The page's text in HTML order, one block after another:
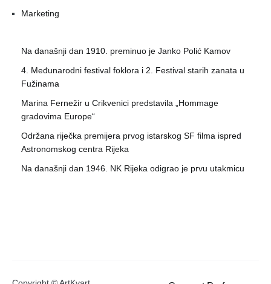
Marketing
Na današnji dan 1910. preminuo je Janko Polić Kamov
4. Međunarodni festival foklora i 2. Festival starih zanata u
Fužinama
Marina Fernežir u Crikvenici predstavila „Hommage
gradovima Europe“
Održana riječka premijera prvog istarskog SF filma ispred
Astronomskog centra Rijeka
Na današnji dan 1946. NK Rijeka odigrao je prvu utakmicu